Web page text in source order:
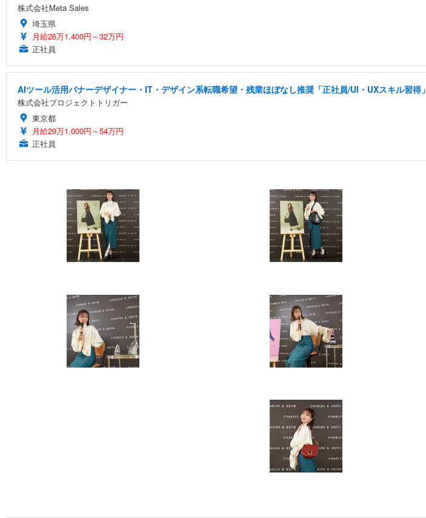
株式会社Meta Sales
埼玉県
月給26万1,400円～32万円
正社員
AIツール活用バナーデザイナー・IT・デザイン系転職希望・残業ほぼなし推奨「正社員/UI・UXスキル習得」
株式会社プロジェクトトリガー
東京都
月給29万1,000円～54万円
正社員